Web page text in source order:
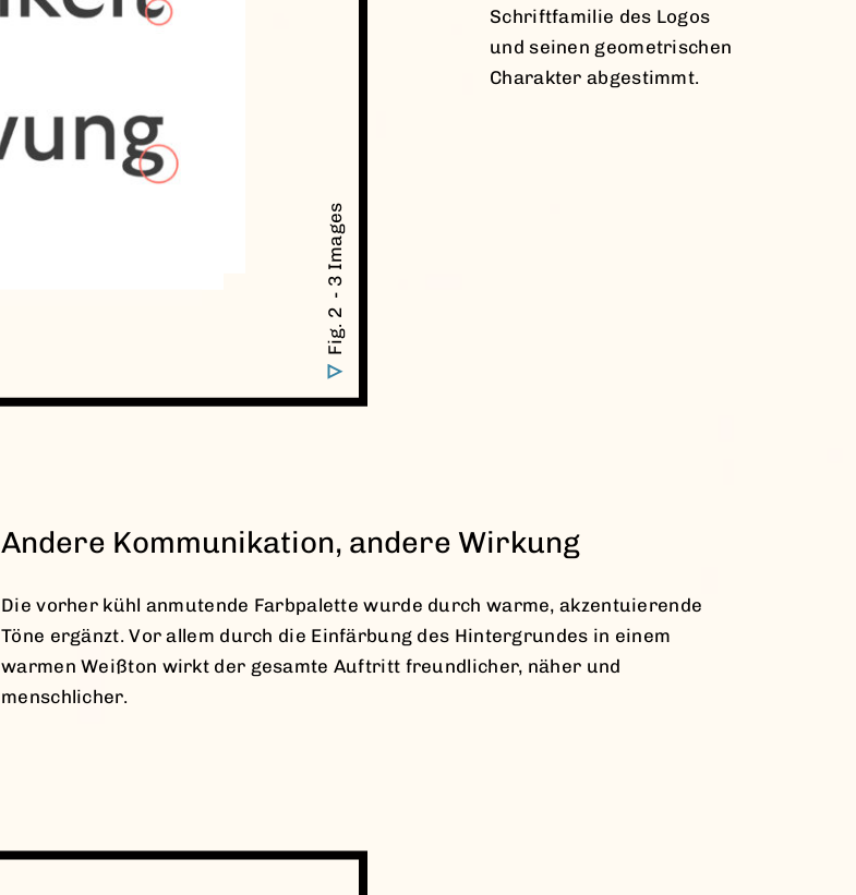
- 3 Images
Schriftfamilie des Logos
und seinen geometrischen
Charakter abgestimmt.
Andere Kommunikation, andere Wirkung
Die vorher kühl anmutende Farbpalette wurde durch warme, akzentuierende
Töne ergänzt. Vor allem durch die Einfärbung des Hintergrundes in einem
warmen Weißton wirkt der gesamte Auftritt freundlicher, näher und
menschlicher.